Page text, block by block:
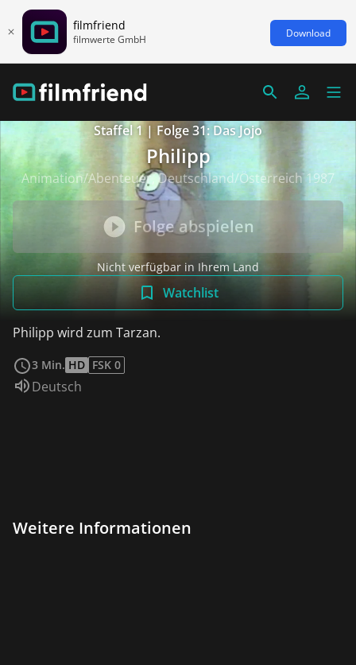
filmfriend
filmwerte GmbH Download
Staffel 1 | Folge 31: Das Jojo
Philipp
Animation/Abenteuer, Deutschland/Österreich 1987
Folge abspielen
Nicht verfügbar in Ihrem Land
Watchlist
Philipp wird zum Tarzan.
3 Min. HD FSK 0
Sprache:
Deutsch
Weitere Informationen